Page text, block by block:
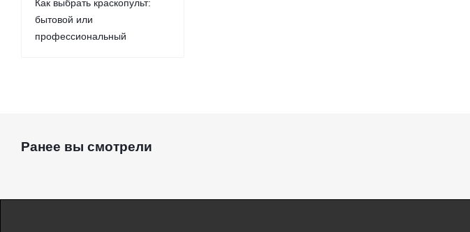
Как выбрать краскопульт:
бытовой или
профессиональный
Ранее вы смотрели